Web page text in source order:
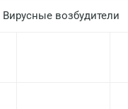
Вирусные возбудители